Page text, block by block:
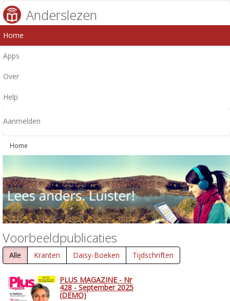
Anderslezen
Home
Apps
Over
Help
Aanmelden
Home
Voorbeeldpublicaties
Alle Kranten Daisy-Boeken Tijdschriften
PLUS MAGAZINE - Nr
428 - September 2025
(DEMO)